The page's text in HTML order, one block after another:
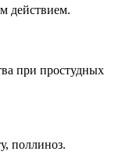
действием.
при простудных
поллиноз.